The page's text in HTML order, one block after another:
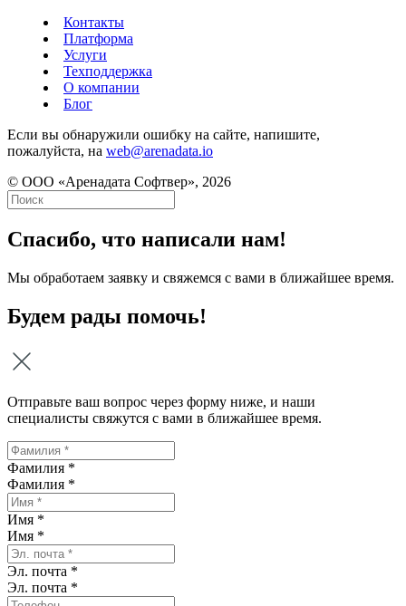
Контакты
Платформа
Услуги
Техподдержка
О компании
Блог
Если вы обнаружили ошибку на сайте, напишите,
пожалуйста, на web@arenadata.io
© ООО «Аренадата Софтвер», 2026
Спасибо, что написали нам!
Мы обработаем заявку и свяжемся с вами в ближайшее время.
Будем рады помочь!
Отправьте ваш вопрос через форму ниже, и наши
специалисты свяжутся с вами в ближайшее время.
Фамилия *
Фамилия *
Имя *
Имя *
Эл. почта *
Эл. почта *